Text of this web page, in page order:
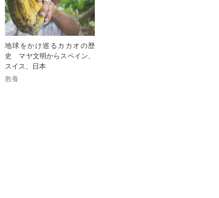
地球をかけ巡るカカオの歴
史 マヤ文明からスペイン、
スイス、日本
教養